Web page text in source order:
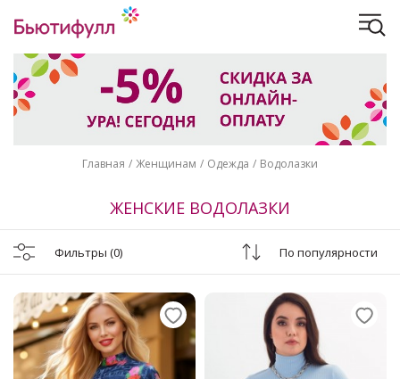
Главная Женщинам Одежда Водолазки
ЖЕНСКИЕ ВОДОЛАЗКИ
Фильтры (0) По популярности